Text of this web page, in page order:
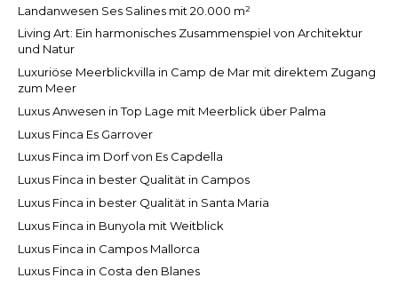
Landanwesen Ses Salines mit 20.000 m²
Living Art: Ein harmonisches Zusammenspiel von Architektur
und Natur
Luxuriöse Meerblickvilla in Camp de Mar mit direktem Zugang
zum Meer
Luxus Anwesen in Top Lage mit Meerblick über Palma
Luxus Finca Es Garrover
Luxus Finca im Dorf von Es Capdella
Luxus Finca in bester Qualität in Campos
Luxus Finca in bester Qualität in Santa Maria
Luxus Finca in Bunyola mit Weitblick
Luxus Finca in Campos Mallorca
Luxus Finca in Costa den Blanes